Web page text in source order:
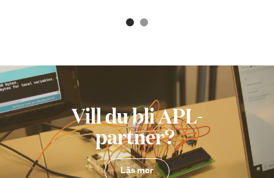
Vill du bli APL-
partner?
Läs mer